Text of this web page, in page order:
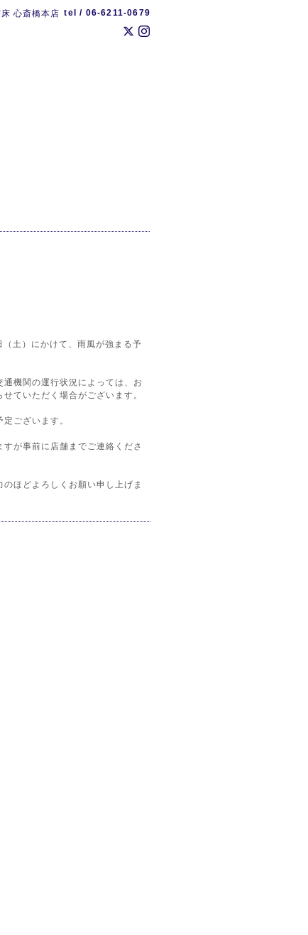
心斎橋本店 tel / 06-6211-0679
土）にかけて、雨風が強まる予
機関の運行状況によっては、お
ていただく場合がございます。
ございます。
が事前に店舗までご連絡くださ
ほどよろしくお願い申し上げま